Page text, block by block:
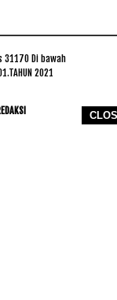
31170 Di bawah
2021